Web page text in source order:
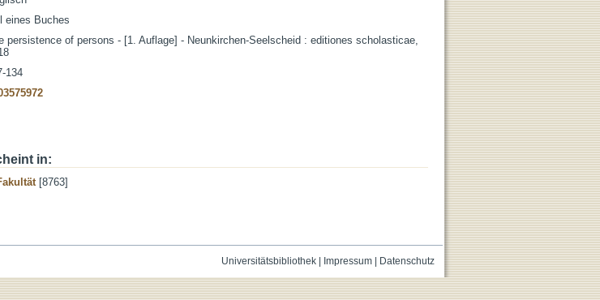
eines Buches
persistence of persons - [1. Auflage] - Neunkirchen-Seelscheid : editiones scholasticae,
134
in:
[8763]
Universitätsbibliothek| Impressum| Datenschutz